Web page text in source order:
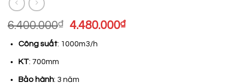
6.400.000₫
Giá
là:
4.480.000₫Giá
Công suất: 1000m3/h
KT: 700mm
Bảo hành: 3 năm